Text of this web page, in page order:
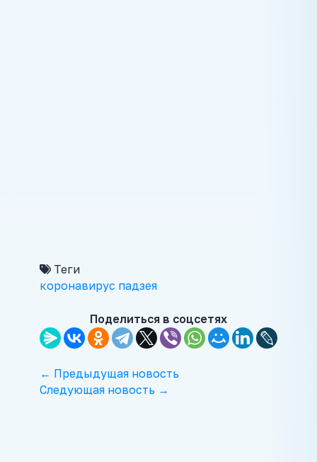
Теги
коронавирус падзея
Поделиться в соцсетях
← Предыдущая новость
Следующая новость →